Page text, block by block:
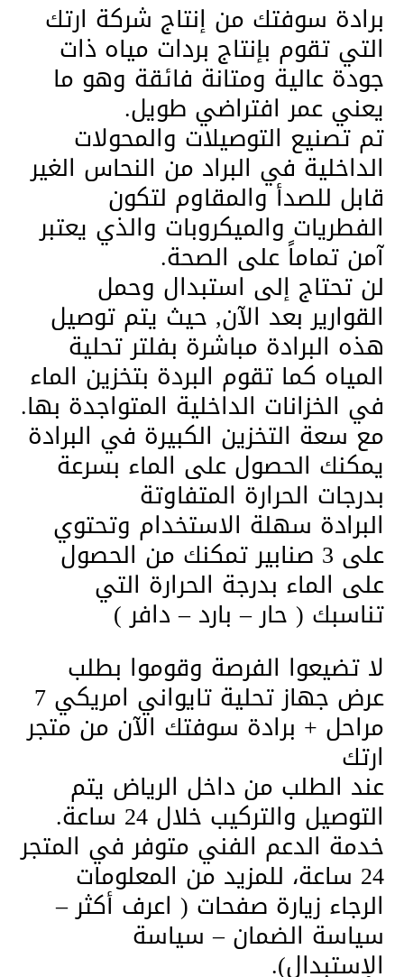
برادة سوفتك من إنتاج شركة ارتك
التي تقوم بإنتاج بردات مياه ذات
جودة عالية ومتانة فائقة وهو ما
يعني عمر افتراضي طويل.
تم تصنيع التوصيلات والمحولات
الداخلية في البراد من النحاس الغير
قابل للصدأ والمقاوم لتكون
الفطريات والميكروبات والذي يعتبر
آمن تماماً على الصحة.
لن تحتاج إلى استبدال وحمل
القوارير بعد الآن, حيث يتم توصيل
هذه البرادة مباشرة بفلتر تحلية
المياه كما تقوم البردة بتخزين الماء
في الخزانات الداخلية المتواجدة بها.
مع سعة التخزين الكبيرة في البرادة
يمكنك الحصول على الماء بسرعة
بدرجات الحرارة المتفاوتة
البرادة سهلة الاستخدام وتحتوي
على 3 صنابير تمكنك من الحصول
على الماء بدرجة الحرارة التي
تناسبك ( حار – بارد – دافر )
لا تضيعوا الفرصة وقوموا بطلب
عرض جهاز تحلية تايواني امريكي 7
مراحل + برادة سوفتك الآن من متجر
ارتك
عند الطلب من داخل الرياض يتم
التوصيل والتركيب خلال 24 ساعة.
خدمة الدعم الفني متوفر في المتجر
24 ساعة، للمزيد من المعلومات
الرجاء زيارة صفحات ( اعرف أكثر –
سياسة الضمان – سياسة
الإستبدال).